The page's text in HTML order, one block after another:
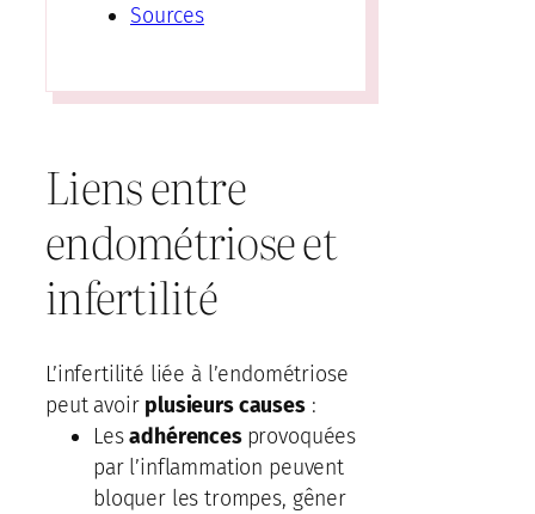
Sources
Liens entre
endométriose et
infertilité
L’infertilité liée à l’endométriose
peut avoir plusieurs causes:
Lesadhérences provoquées
par l’inflammation peuvent
bloquer les trompes, gêner